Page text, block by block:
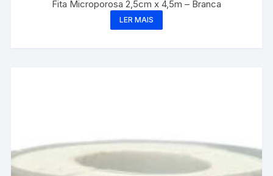
Fita Microporosa 2,5cm x 4,5m – Branca
LER MAIS